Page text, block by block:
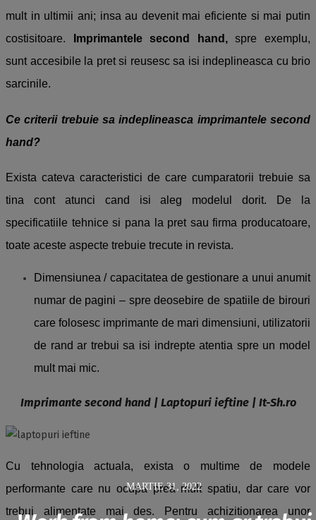
MARTIE 31, 2022
mult in ultimii ani; insa au devenit mai eficiente si mai putin
costisitoare. Imprimantele second hand,spre exemplu,
sunt accesibile la pret si reusesc sa isi indeplineasca cu brio
sarcinile.
Ce criterii trebuie sa indeplineasca imprimantele second
hand?
Exista cateva caracteristici de care cumparatorii trebuie sa
tina cont atunci cand isi aleg modelul dorit. De la
specificatiile tehnice si pana la pret sau firma producatoare,
toate aceste aspecte trebuie trecute in revista.
Dimensiunea / capacitatea de gestionare a unui anumit
numar de pagini – spre deosebire de spatiile de birouri
care folosesc imprimante de mari dimensiuni, utilizatorii
de rand ar trebui sa isi indrepte atentia spre un model
mult mai mic.
Imprimante second hand | Laptopuri ieftine | It-Sh.ro
Cu tehnologia actuala, exista o multime de modele
performante care nu ocupa prea mult spatiu, dar care vor
trebui alimentate mai des. Pentru achizitionarea unor